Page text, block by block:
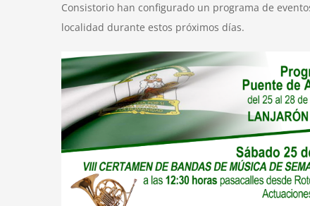
Consistorio han configurado un programa de
localidad durante estos próximos días.